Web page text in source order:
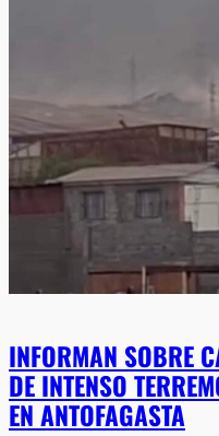
INFORMAN SOBRE
DE INTENSO
EN ANTOFAGASTA